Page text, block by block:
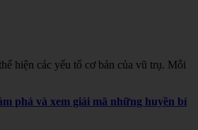
hiện các yếu tố cơ bản của vũ trụ. Mỗi
phá và xem giải mã những huyền bí